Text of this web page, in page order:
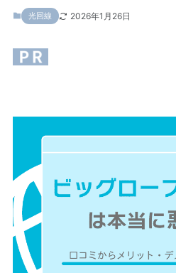
光回線 2026年1月26日